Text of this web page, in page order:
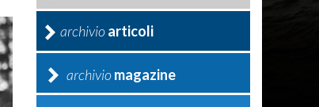
archivioarticoli
archiviomagazine